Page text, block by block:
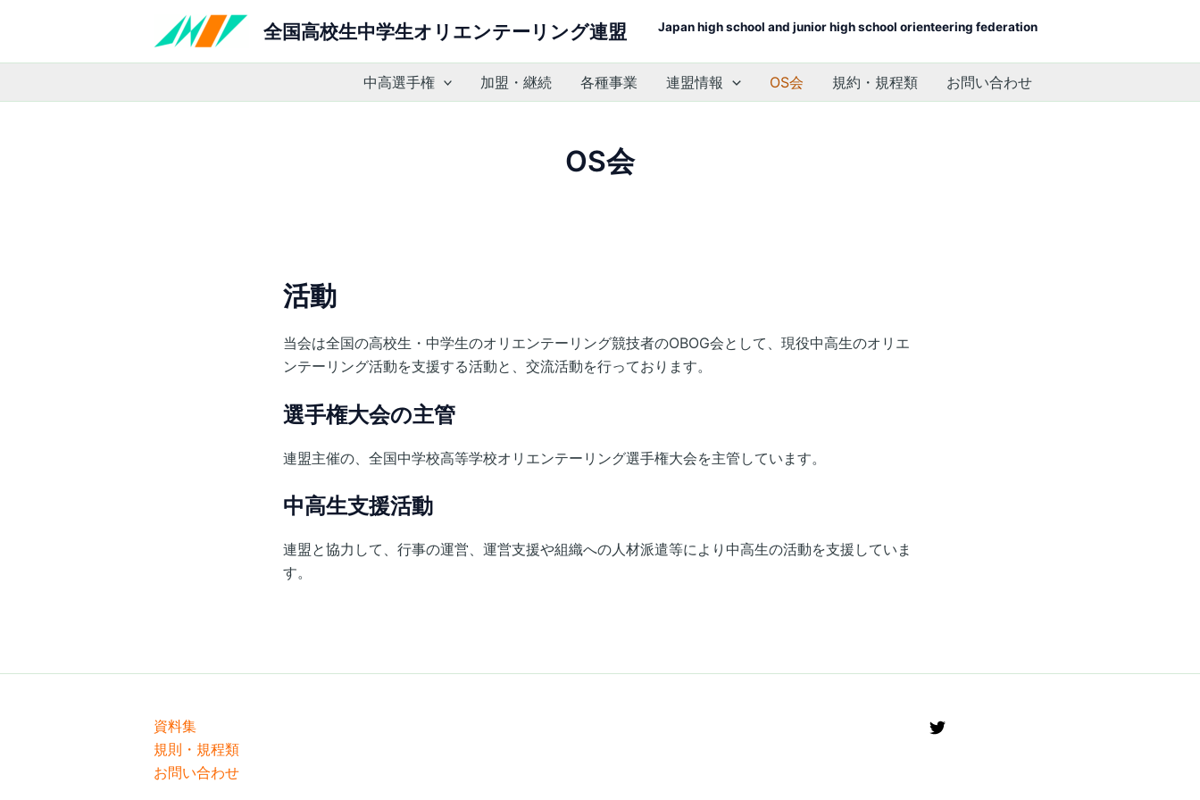
キ
全国高校生中学生オリエンテーリング連盟 Japan high school and junior high school orienteering federation
中高選手権 加盟・継続 各種事業 連盟情報 OS会 規約・規程類 お問い合わせ
OS会
活動
当会は全国の高校生・中学生のオリエンテーリング競技者のOBOG会として、現役中高生のオリエ
ンテーリング活動を支援する活動と、交流活動を行っております。
選手権大会の主管
連盟主催の、全国中学校高等学校オリエンテーリング選手権大会を主管しています。
中高生支援活動
連盟と協力して、行事の運営、運営支援や組織への人材派遣等により中高生の活動を支援していま
す。
資料集
規則・規程類
お問い合わせ